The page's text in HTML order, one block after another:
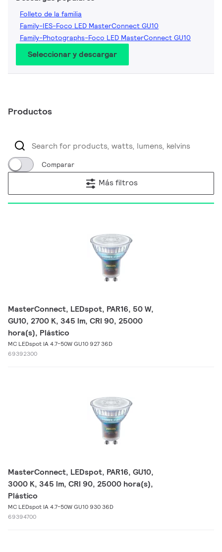
Folleto de la familia
Family-IES-Foco LED MasterConnect GU10
Family-Photographs-Foco LED MasterConnect GU10
Seleccionar y descargar
Productos
Comparar
Más filtros
MasterConnect, LEDspot, PAR16, 50 W,
GU10, 2700 K, 345 lm, CRI 90, 25000
hora(s), Plástico
MC LEDspot IA 4.7-50W GU10 927 36D
69392300
MasterConnect, LEDspot, PAR16, GU10,
3000 K, 345 lm, CRI 90, 25000 hora(s),
Plástico
MC LEDspot IA 4.7-50W GU10 930 36D
69394700